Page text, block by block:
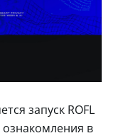
запуск ROFL
в